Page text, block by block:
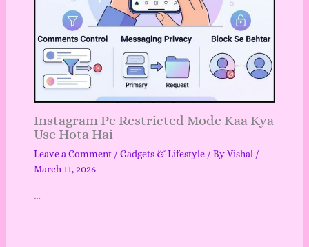
Instagram Pe Restricted Mode Kaa Kya
Use Hota Hai
Leave a Comment / Gadgets & Lifestyle/ ByVishal /
March 11, 2026
…